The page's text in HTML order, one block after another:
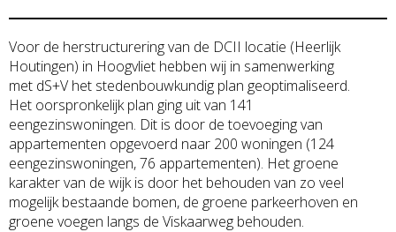
Voor de herstructurering van de DCII locatie (Heerlijk
Houtingen) in Hoogvliet hebben wij in samenwerking
met dS+V het stedenbouwkundig plan geoptimaliseerd.
Het oorspronkelijk plan ging uit van 141
eengezinswoningen. Dit is door de toevoeging van
appartementen opgevoerd naar 200 woningen (124
eengezinswoningen, 76 appartementen). Het groene
karakter van de wijk is door het behouden van zo veel
mogelijk bestaande bomen, de groene parkeerhoven en
groene voegen langs de Viskaarweg behouden.